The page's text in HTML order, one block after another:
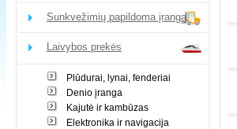
Sunkvežimių papildoma įranga
Laivybos prekės
Plūdurai, lynai, fenderiai
Denio įranga
Kajutė ir kambūzas
Elektronika ir navigacija